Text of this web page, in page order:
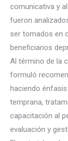
comunicativa y
fueron
ser tomados en
beneficiarios
Al término de la
formuló
haciendo
temprana,
capacitación al
evaluación y